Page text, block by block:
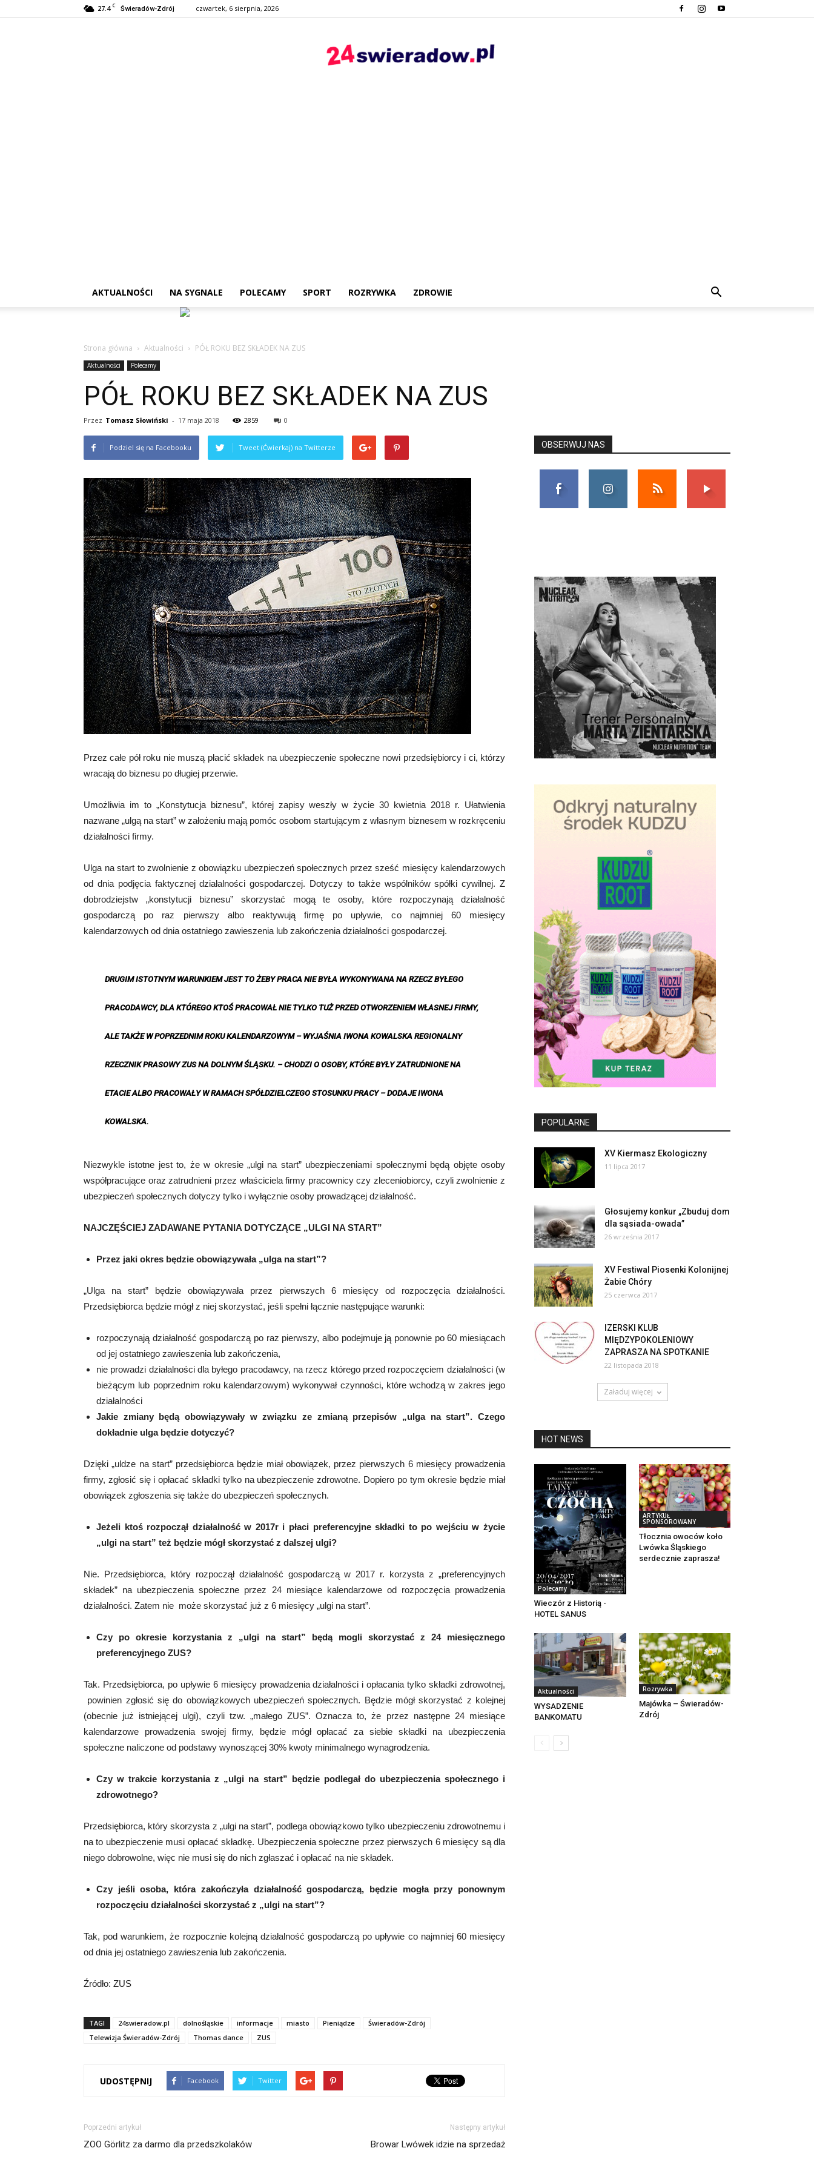
27.4 C Świeradów-Zdrój czwartek, 6 sierpnia, 2026
źródło
informacji
AKTUALNOŚCI NA SYGNALE POLECAMY SPORT ROZRYWKA ZDROWIE
Strona główna Aktualności PÓŁ ROKU BEZ SKŁADEK NA ZUS
Aktualności Polecamy
PÓŁ ROKU BEZ SKŁADEK NA ZUS
Przez Tomasz Słowiński - 17 maja 2018 2859 0
Podziel się na Facebooku Tweet (Ćwierkaj) na Twitterze
Przez całe pół roku nie muszą płacić składek na ubezpieczenie społeczne nowi przedsiębiorcy i ci, którzy
wracają do biznesu po długiej przerwie.
Umożliwia im to „Konstytucja biznesu”, której zapisy weszły w życie 30 kwietnia 2018 r. Ułatwienia
nazwane „ulgą na start” w założeniu mają pomóc osobom startującym z własnym biznesem w rozkręceniu
działalności firmy.
Ulga na start to zwolnienie z obowiązku ubezpieczeń społecznych przez sześć miesięcy kalendarzowych
od dnia podjęcia faktycznej działalności gospodarczej. Dotyczy to także wspólników spółki cywilnej. Z
dobrodziejstw „konstytucji biznesu” skorzystać mogą te osoby, które rozpoczynają działalność
gospodarczą po raz pierwszy albo reaktywują firmę po upływie, co najmniej 60 miesięcy
kalendarzowych od dnia ostatniego zawieszenia lub zakończenia działalności gospodarczej.
DRUGIM ISTOTNYM WARUNKIEM JEST TO ŻEBY PRACA NIE BYŁA WYKONYWANA NA RZECZ BYŁEGO
PRACODAWCY, DLA KTÓREGO KTOŚ PRACOWAŁ NIE TYLKO TUŻ PRZED OTWORZENIEM WŁASNEJ FIRMY,
ALE TAKŻE W POPRZEDNIM ROKU KALENDARZOWYM– WYJAŚNIA IWONA KOWALSKA REGIONALNY
RZECZNIK PRASOWY ZUS NA DOLNYM ŚLĄSKU. –CHODZI O OSOBY, KTÓRE BYŁY ZATRUDNIONE NA
ETACIE ALBO PRACOWAŁY W RAMACH SPÓŁDZIELCZEGO STOSUNKU PRACY– DODAJE IWONA
KOWALSKA.
Niezwykle istotne jest to, że w okresie „ulgi na start” ubezpieczeniami społecznymi będą objęte osoby
współpracujące oraz zatrudnieni przez właściciela firmy pracownicy czy zleceniobiorcy, czyli zwolnienie z
ubezpieczeń społecznych dotyczy tylko i wyłącznie osoby prowadzącej działalność.
NAJCZĘŚCIEJ ZADAWANE PYTANIA DOTYCZĄCE „ULGI NA START”
Przez jaki okres będzie obowiązywała „ulga na start”?
„Ulga na start” będzie obowiązywała przez pierwszych 6 miesięcy od rozpoczęcia działalności.
Przedsiębiorca będzie mógł z niej skorzystać, jeśli spełni łącznie następujące warunki:
rozpoczynają działalność gospodarczą po raz pierwszy, albo podejmuje ją ponownie po 60 miesiącach
od jej ostatniego zawieszenia lub zakończenia,
nie prowadzi działalności dla byłego pracodawcy, na rzecz którego przed rozpoczęciem działalności (w
bieżącym lub poprzednim roku kalendarzowym) wykonywał czynności, które wchodzą w zakres jego
działalności
Jakie zmiany będą obowiązywały w związku ze zmianą przepisów „ulga na start”. Czego
dokładnie ulga będzie dotyczyć?
Dzięki „uldze na start” przedsiębiorca będzie miał obowiązek, przez pierwszych 6 miesięcy prowadzenia
firmy, zgłosić się i opłacać składki tylko na ubezpieczenie zdrowotne. Dopiero po tym okresie będzie miał
obowiązek zgłoszenia się także do ubezpieczeń społecznych.
Jeżeli ktoś rozpoczął działalność w 2017r i płaci preferencyjne składki to po wejściu w życie
„ulgi na start” też będzie mógł skorzystać z dalszej ulgi?
Nie. Przedsiębiorca, który rozpoczął działalność gospodarczą w 2017 r. korzysta z „preferencyjnych
składek” na ubezpieczenia społeczne przez 24 miesiące kalendarzowe od rozpoczęcia prowadzenia
działalności. Zatem nie może skorzystać już z 6 miesięcy „ulgi na start”.
Czy po okresie korzystania z „ulgi na start” będą mogli skorzystać z 24 miesięcznego
preferencyjnego ZUS?
Tak. Przedsiębiorca, po upływie 6 miesięcy prowadzenia działalności i opłacania tylko składki zdrowotnej,
powinien zgłosić się do obowiązkowych ubezpieczeń społecznych. Będzie mógł skorzystać z kolejnej
(obecnie już istniejącej ulgi), czyli tzw. „małego ZUS”. Oznacza to, że przez następne 24 miesiące
kalendarzowe prowadzenia swojej firmy, będzie mógł opłacać za siebie składki na ubezpieczenia
społeczne naliczone od podstawy wynoszącej 30% kwoty minimalnego wynagrodzenia.
Czy w trakcie korzystania z „ulgi na start” będzie podlegał do ubezpieczenia społecznego i
zdrowotnego?
Przedsiębiorca, który skorzysta z „ulgi na start”, podlega obowiązkowo tylko ubezpieczeniu zdrowotnemu i
na to ubezpieczenie musi opłacać składkę. Ubezpieczenia społeczne przez pierwszych 6 miesięcy są dla
niego dobrowolne, więc nie musi się do nich zgłaszać i opłacać na nie składek.
Czy jeśli osoba, która zakończyła działalność gospodarczą, będzie mogła przy ponownym
rozpoczęciu działalności skorzystać z „ulgi na start”?
Tak, pod warunkiem, że rozpocznie kolejną działalność gospodarczą po upływie co najmniej 60 miesięcy
od dnia jej ostatniego zawieszenia lub zakończenia.
Źródło: ZUS
TAGI 24swieradow.pl dolnośląskie informacje miasto Pieniądze
Świeradów-Zdrój
Telewizja Świeradów-Zdrój
Thomas dance ZUS
UDOSTĘPNIJ Facebook Twitter
Poprzedni artykuł
ZOO Görlitz za darmo dla przedszkolaków
Następny artykuł
Browar Lwówek idzie na sprzedaż
OBSERWUJ NAS
POPULARNE
XV Kiermasz Ekologiczny
11 lipca 2017
Głosujemy konkur „Zbuduj dom
dla sąsiada-owada”
26 września 2017
XV Festiwal Piosenki Kolonijnej
Żabie Chóry
25 czerwca 2017
IZERSKI KLUB
MIĘDZYPOKOLENIOWY
ZAPRASZA NA SPOTKANIE
22 listopada 2018
Załaduj więcej
HOT NEWS
Polecamy
Wieczór z Historią -
HOTEL SANUS
ARTYKUŁ
SPONSOROWANY
Tłocznia owoców koło
Lwówka Śląskiego
serdecznie zaprasza!
Aktualności
WYSADZENIE
BANKOMATU
Rozrywka
Majówka – Świeradów-
Zdrój